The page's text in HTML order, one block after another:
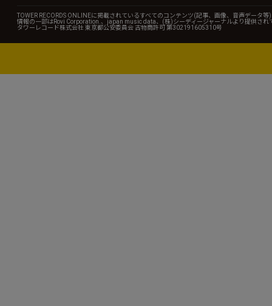
TOWER RECORDS ONLINEに掲載されているすべてのコンテンツ(記事、画像、音声デー
情報の一部はRovi Corporation.、japan music data、(株)シーディージャーナルより提供され
タワーレコード株式会社 東京都公安委員会 古物商許可 第302191605310号